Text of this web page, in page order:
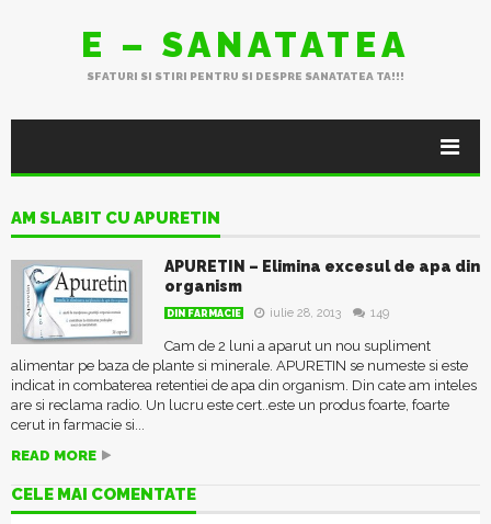
E – SANATATEA
SFATURI SI STIRI PENTRU SI DESPRE SANATATEA TA!!!
AM SLABIT CU APURETIN
APURETIN – Elimina excesul de apa din
organism
DIN FARMACIE iulie 28, 2013 149
Cam de 2 luni a aparut un nou supliment
alimentar pe baza de plante si minerale. APURETIN se numeste si este
indicat in combaterea retentiei de apa din organism. Din cate am inteles
are si reclama radio. Un lucru este cert..este un produs foarte, foarte
cerut in farmacie si...
READ MORE
CELE MAI COMENTATE